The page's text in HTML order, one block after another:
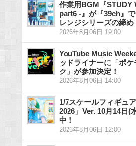
作業用BGM『STUDY
part6 -』が『39ch』
レンジシリーズの締め
2026年8月06日 19:00
YouTube Music
ッドライナーに「ポケ
ク」が参加決定！
2026年8月06日 14:00
1/7スケールフィギュ
2026」Ver. 10月14日(
中！
2026年8月06日 12:00